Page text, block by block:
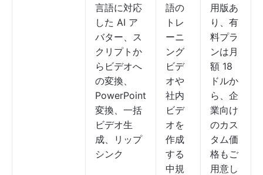
言語に対応
した AI ア
バター、ス
クリプトか
らビデオへ
の変換、
PowerPoint
変換、一括
ビデオ生
成、リップ
シンク
語の
トレ
ーニ
ング
ビデ
オや
社内
ビデ
オを
作成
する
中規
用版あ
り、有
料プラ
ンは月
額 18
ドルか
ら、企
業向け
のカス
タム価
格もご
用意し